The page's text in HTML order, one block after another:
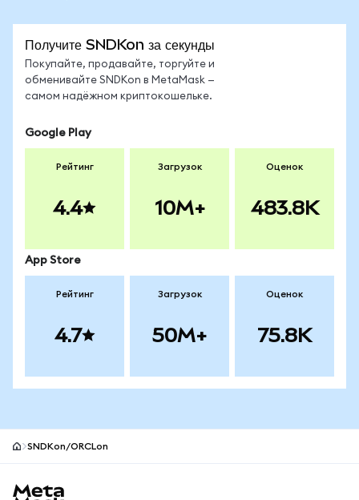
Получите SNDKon за секунды
Покупайте, продавайте, торгуйте и
обменивайте SNDKon в MetaMask —
самом надёжном криптокошельке.
Google Play
Рейтинг
4.4
Загрузок
10M+
Оценок
483.8K
App Store
Рейтинг
4.7
Загрузок
50M+
Оценок
75.8K
SNDKon/ORCLon